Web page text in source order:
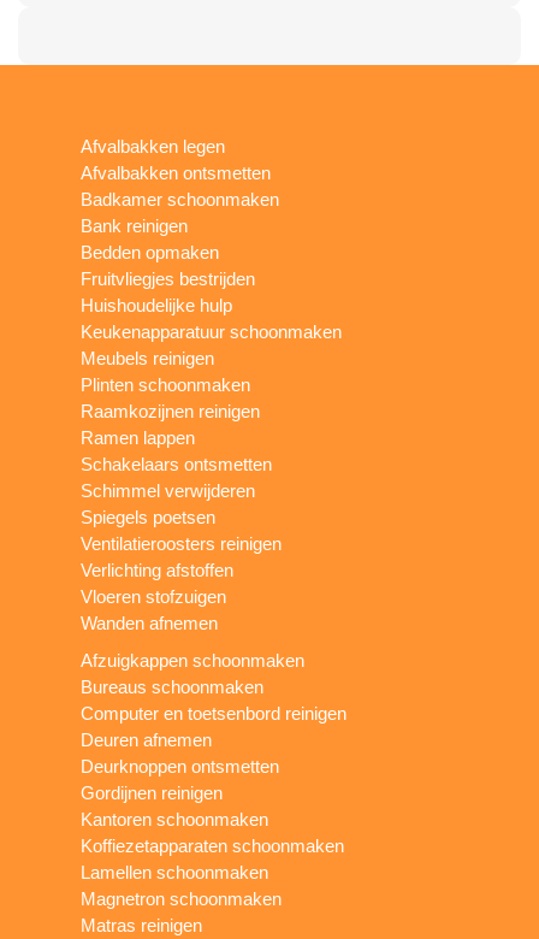
Afvalbakken legen
Afvalbakken ontsmetten
Badkamer schoonmaken
Bank reinigen
Bedden opmaken
Fruitvliegjes bestrijden
Huishoudelijke hulp
Keukenapparatuur schoonmaken
Meubels reinigen
Plinten schoonmaken
Raamkozijnen reinigen
Ramen lappen
Schakelaars ontsmetten
Schimmel verwijderen
Spiegels poetsen
Ventilatieroosters reinigen
Verlichting afstoffen
Vloeren stofzuigen
Wanden afnemen
Afzuigkappen schoonmaken
Bureaus schoonmaken
Computer en toetsenbord reinigen
Deuren afnemen
Deurknoppen ontsmetten
Gordijnen reinigen
Kantoren schoonmaken
Koffiezetapparaten schoonmaken
Lamellen schoonmaken
Magnetron schoonmaken
Matras reinigen